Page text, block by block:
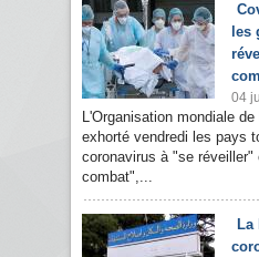
les
04
L'Organisation mondiale
exhorté vendredi les pays
coronavirus à "se réveiller"
combat",...
La